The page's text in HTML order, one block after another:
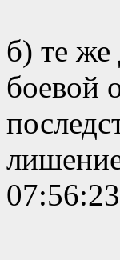
б) те же
боевой